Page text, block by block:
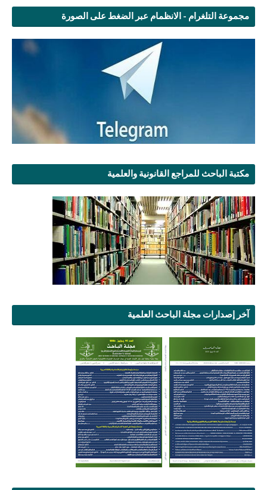
مجموعة التلغرام - الانظمام عبر الضغط على الصورة
مكتبة الباحث للمراجع القانونية والعلمية
آخر إصدارات مجلة الباحث العلمية